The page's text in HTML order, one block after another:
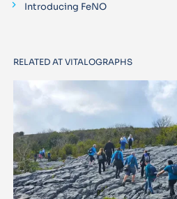
Introducing FeNO
RELATED AT VITALOGRAPHS